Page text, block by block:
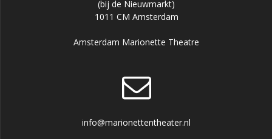
(bij de Nieuwmarkt)
1011 CM Amsterdam
Amsterdam Marionette Theatre
info@marionettentheater.nl